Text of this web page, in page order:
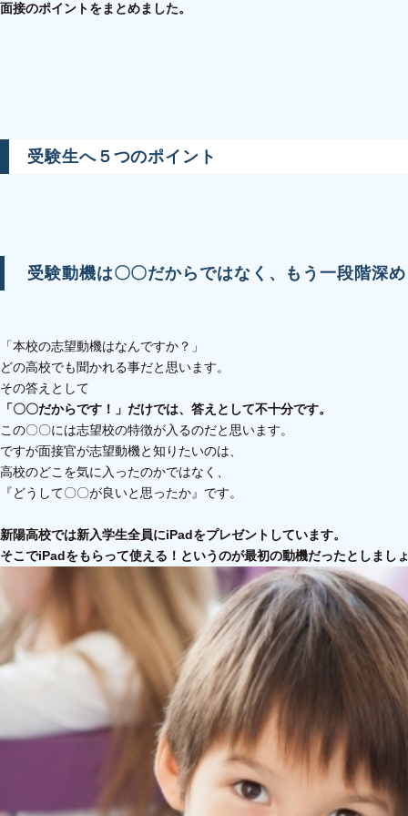
面接のポイントをまとめました。
受験生へ５つのポイント
受験動機は〇〇だからではなく、もう一段階深
「本校の志望動機はなんですか？」
どの高校でも聞かれる事だと思います。
その答えとして
「〇〇だからです！」だけでは、答えとして不十分です。
この〇〇には志望校の特徴が入るのだと思います。
ですが面接官が志望動機と知りたいのは、
高校のどこを気に入ったのかではなく、
『どうして〇〇が良いと思ったか』です。
新陽高校では新入学生全員にiPadをプレゼントしています。
そこでiPadをもらって使える！というのが最初の動機だったとしまし